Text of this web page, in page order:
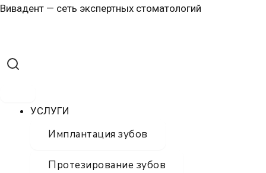
Перейти
Вивадент — сеть экспертных стоматологий
УСЛУГИ
Имплантация зубов
Протезирование зубов
Меню
Меню